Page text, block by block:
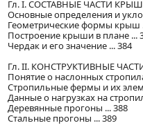
Гл. I. СОСТАВНЫЕ ЧАСТИ
Основные определения и
Геометрические формы крыш
Построение крыши в плане ...
Чердак и его значение ... 384
Гл. II. КОНСТРУКТИВНЫЕ
Понятие о наслонных
Стропильные фермы и их
Данные о нагрузках на
Деревянные прогоны ... 388
Стальные прогоны ... 389